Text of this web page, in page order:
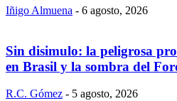
Iñigo Almuena - 6 agosto, 2026
Sin disimulo: la peligrosa
en Brasil y la sombra del
R.C. Gómez - 5 agosto, 2026